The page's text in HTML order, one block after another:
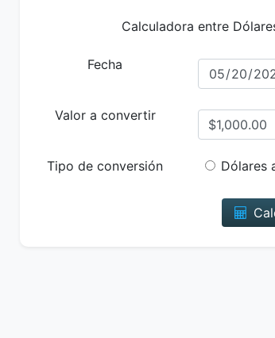
Calculadora entre
Fecha
Valor a convertir
Tipo de conversión Dólares